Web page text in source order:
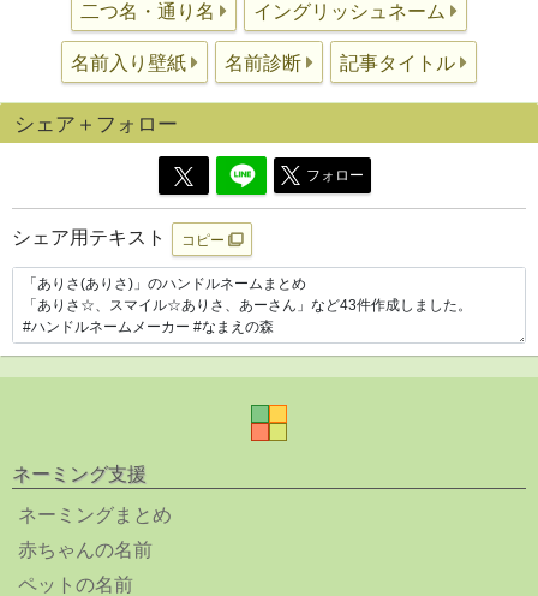
二つ名・通り名 イングリッシュネーム
名前入り壁紙 名前診断 記事タイトル
シェア＋フォロー
フォロー
シェア用テキスト コピー
ネーミング支援
ネーミングまとめ
赤ちゃんの名前
ペットの名前